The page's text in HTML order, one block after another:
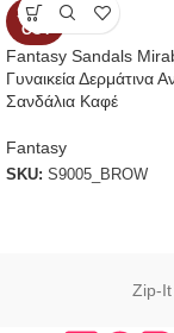
SOLD
OUT
Fantasy Sandals
Γυναικεία Δερμάτινα
Σανδάλια Καφέ
Fantasy
SKU: S9005_BROW
Zip-It